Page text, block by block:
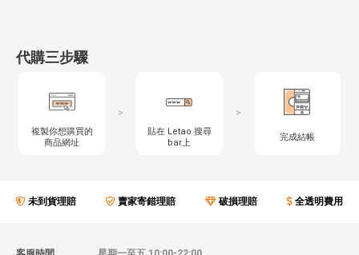
代購三步驟
複製你想購買的
商品網址
>
貼在 Letao 搜尋
bar上
>
完成結帳
未到貨理賠 賣家寄錯理賠 破損理賠 全透明費用